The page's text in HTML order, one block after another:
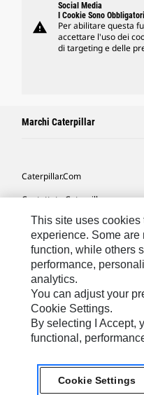
warning
Social Media
I Cookie Sono Obbligatori
Per abilitare questa
accettare l'uso dei
di targeting e delle
Marchi Caterpillar
Caterpillar.com
Contattate Caterpillar
Le Mie Preferenze Di
Mappa Del Sito
Cookie Settings
Informazioni Legali
Tutela Della Privacy
This site uses cookies
experience. Some are
function, while others
performance,
analytics.
You can adjust your
Cookie Settings.
By selecting I Accept,
functional,
Cookie Settings